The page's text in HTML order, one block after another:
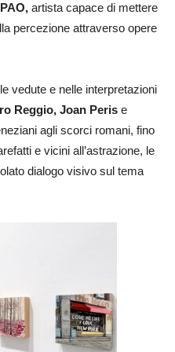
PAO, artista capace di mettere
percezione attraverso opere
vedute e nelle interpretazioni
Reggio, Joan Peris e
agli scorci romani, fino
e vicini all’astrazione, le
dialogo visivo sul tema